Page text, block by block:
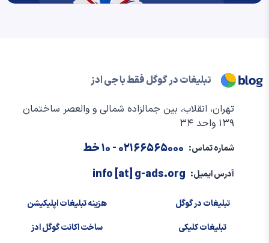
تبلیغات در گوگل فقط با جی ادز
تهران، انقلاب، بین جمالزاده شمالی و والعصر ساختمان
۱۳۹ واحد ۳۴
شماره تماس: ۰۲۱۶۶۵۶۵۰۰۰- ۱۰ خط
آدرس ایمیل: info [at] g-ads.org
تبلیغات در گوگل
تبلیغات کلیکی
هزینه تبلیغات اپلیکیشن
ساخت اکانت گوگل ادز